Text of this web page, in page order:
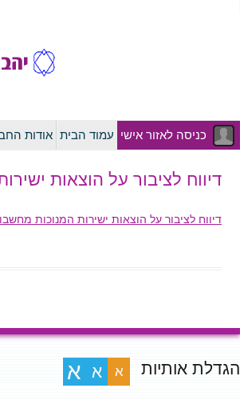
כניסה לאזור אישי עמוד הבית אודות
דיווח לציבור על הוצאות ישירות
דיווח לציבור על הוצאות ישירות המנוכות מחשבונות
הגדלת אותיות א א א